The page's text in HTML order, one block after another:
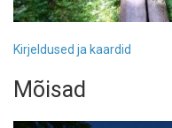
Kirjeldused ja kaardid
Mõisad